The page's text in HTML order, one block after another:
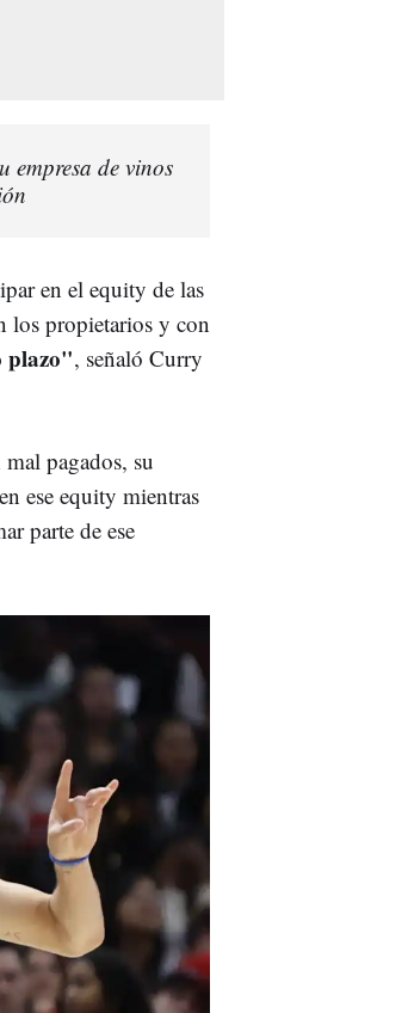
empresa de vinos
en el equity de las
los propietarios y con
plazo", señaló Curry
pagados, su
ese equity mientras
parte de ese